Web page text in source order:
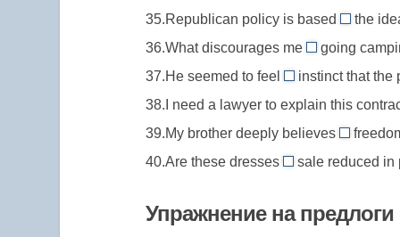
35.Republican policy is based
on
//
base
on,
иметь
виде
the
36.What discourages me
from
//
discourage
from,
отговаривать
чего-
going
37.He seemed to feel
by/from
//
by/from
instinct,
instinct that the
38.I need a lawyer to explain this
39.My brother deeply believes
in
//
in,
40.Are these dresses
on
on
sale reduced in
Упражнение на предлоги